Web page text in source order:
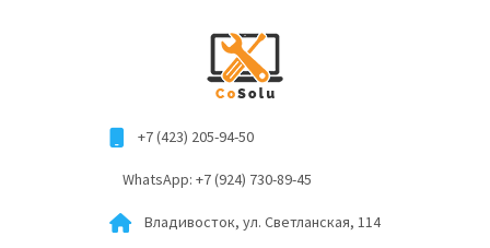
+7 (423) 205-94-50
WhatsApp: +7 (924) 730-89-45
Владивосток, ул. Светланская, 114